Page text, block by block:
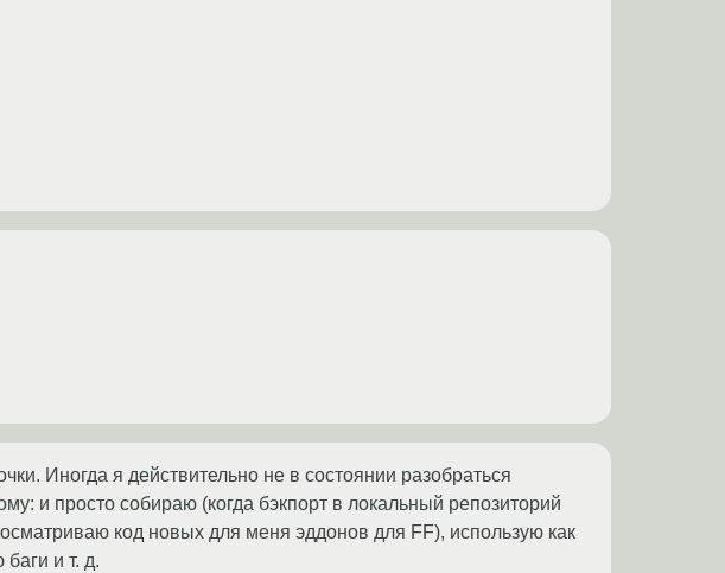
Иногда я действительно не в состоянии разобраться
и просто собираю (когда бэкпорт в локальный репозиторий
код новых для меня эддонов для FF), использую как
и т. д.